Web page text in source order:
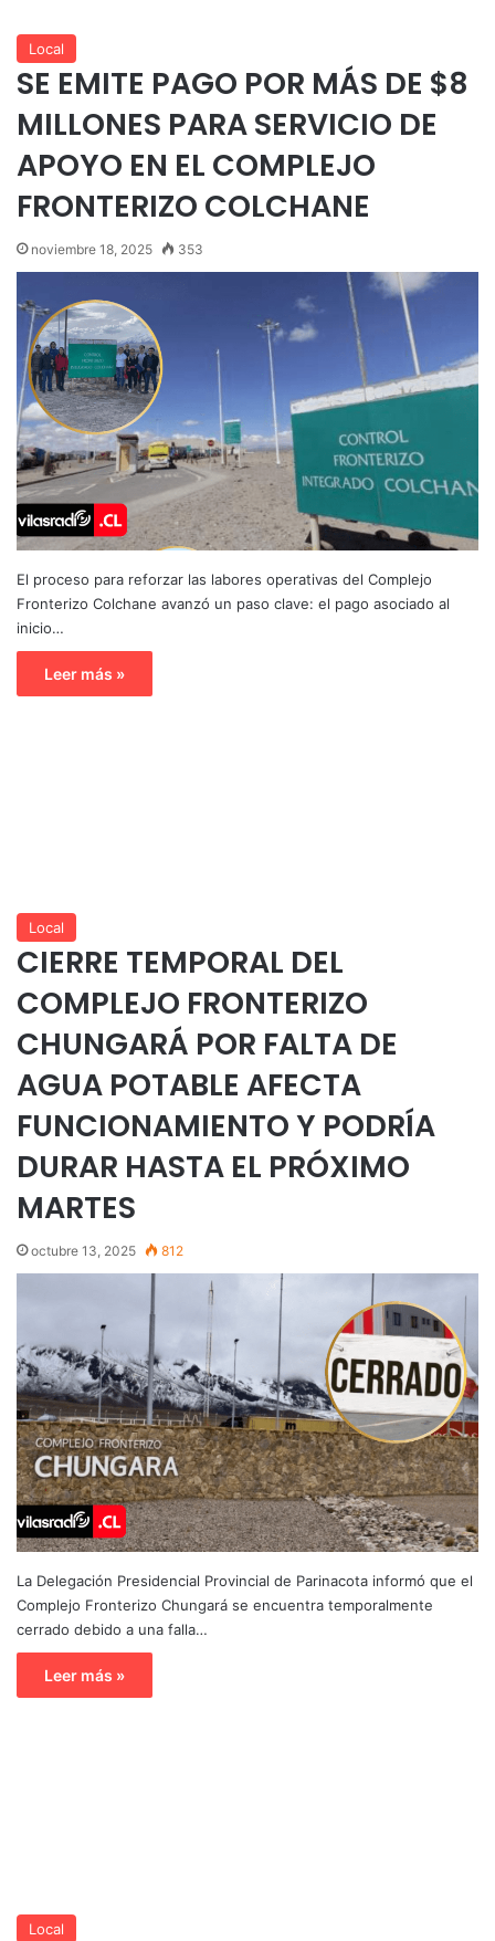
Local
SE EMITE PAGO POR MÁS DE $8
MILLONES PARA SERVICIO DE
APOYO EN EL COMPLEJO
FRONTERIZO COLCHANE
noviembre 18, 2025 353
El proceso para reforzar las labores operativas del Complejo
Fronterizo Colchane avanzó un paso clave: el pago asociado al
inicio…
Leer más »
Local
CIERRE TEMPORAL DEL
COMPLEJO FRONTERIZO
CHUNGARÁ POR FALTA DE
AGUA POTABLE AFECTA
FUNCIONAMIENTO Y PODRÍA
DURAR HASTA EL PRÓXIMO
MARTES
octubre 13, 2025 812
La Delegación Presidencial Provincial de Parinacota informó que el
Complejo Fronterizo Chungará se encuentra temporalmente
cerrado debido a una falla…
Leer más »
Local